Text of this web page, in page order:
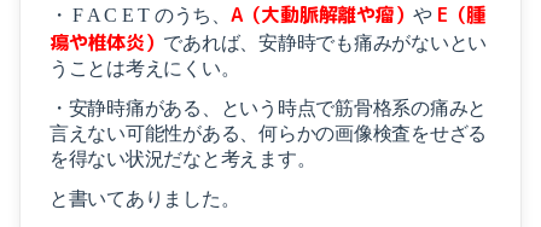
・ F A C E T のうち、 A（大動脈解離や瘤）や E（腫
瘍や椎体炎） であれば、安静時でも痛みがないとい
うことは考えにくい。
・安静時痛がある、という時点で筋骨格系の痛みと
言えない可能性がある、何らかの画像検査をせざる
を得ない状況だなと考えます。
と書いてありました。